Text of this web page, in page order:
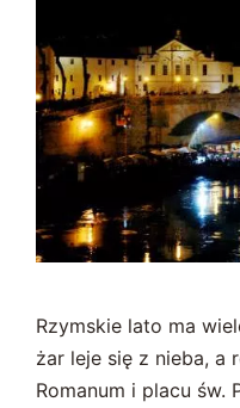
Rzymskie lato ma
żar leje się z nieba, a
Romanum i placu św.